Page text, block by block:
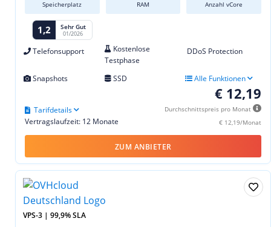
Speicherplatz RAM Anzahl vCore
1,2 Sehr Gut
01/2026
Telefonsupport
Kostenlose
Testphase
DDoS Protection
Snapshots SSD Alle Funktionen
€ 12,19
Durchschnittspreis pro Monat
€ 12,19/Monat
Vertragslaufzeit: 12 Monate
Tarifdetails
ZUM ANBIETER
VPS-3 | 99,9% SLA